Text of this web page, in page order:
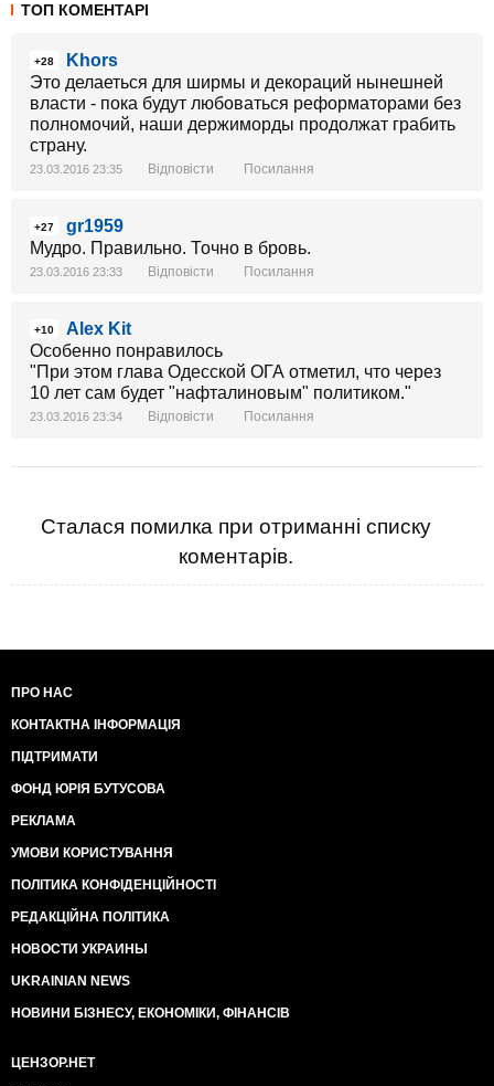
ТОП КОМЕНТАРІ
+28
Khors
Это делаеться для ширмы и декораций нынешней
власти - пока будут любоваться реформаторами без
полномочий, наши держиморды продолжат грабить
страну.
23.03.2016 23:35 Відповісти Посилання
+27
gr1959
Мудро. Правильно. Точно в бровь.
23.03.2016 23:33 Відповісти Посилання
+10
Alex Kit
Особенно понравилось
"При этом глава Одесской ОГА отметил, что через
10 лет сам будет "нафталиновым" политиком."
23.03.2016 23:34 Відповісти Посилання
Сталася помилка при отриманні списку
коментарів.
ПРО НАС
КОНТАКТНА ІНФОРМАЦІЯ
ПІДТРИМАТИ
ФОНД ЮРІЯ БУТУСОВА
РЕКЛАМА
УМОВИ КОРИСТУВАННЯ
ПОЛІТИКА КОНФІДЕНЦІЙНОСТІ
РЕДАКЦІЙНА ПОЛІТИКА
НОВОСТИ УКРАИНЫ
UKRAINIAN NEWS
НОВИНИ БІЗНЕСУ, ЕКОНОМІКИ, ФІНАНСІВ
ЦЕНЗОР.НЕТ